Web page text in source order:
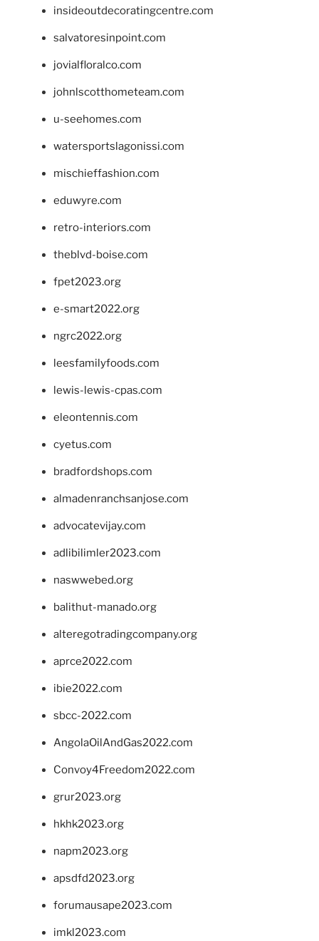
insideoutdecoratingcentre.com
salvatoresinpoint.com
jovialfloralco.com
johnlscotthometeam.com
u-seehomes.com
watersportslagonissi.com
mischieffashion.com
eduwyre.com
retro-interiors.com
theblvd-boise.com
fpet2023.org
e-smart2022.org
ngrc2022.org
leesfamilyfoods.com
lewis-lewis-cpas.com
eleontennis.com
cyetus.com
bradfordshops.com
almadenranchsanjose.com
advocatevijay.com
adlibilimler2023.com
naswwebed.org
balithut-manado.org
alteregotradingcompany.org
aprce2022.com
ibie2022.com
sbcc-2022.com
AngolaOilAndGas2022.com
Convoy4Freedom2022.com
grur2023.org
hkhk2023.org
napm2023.org
apsdfd2023.org
forumausape2023.com
imkl2023.com